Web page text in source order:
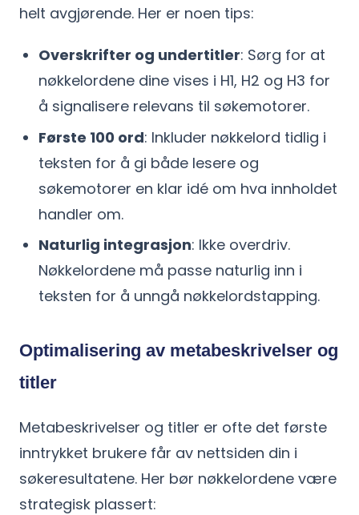
helt avgjørende. Her er noen tips:
Overskrifter og undertitler: Sørg for at
nøkkelordene dine vises i H1, H2 og H3 for
å signalisere relevans til søkemotorer.
Første 100 ord: Inkluder nøkkelord tidlig i
teksten for å gi både lesere og
søkemotorer en klar idé om hva innholdet
handler om.
Naturlig integrasjon: Ikke overdriv.
Nøkkelordene må passe naturlig inn i
teksten for å unngå nøkkelordstapping.
Optimalisering av metabeskrivelser og
titler
Metabeskrivelser og titler er ofte det første
inntrykket brukere får av nettsiden din i
søkeresultatene. Her bør nøkkelordene være
strategisk plassert: